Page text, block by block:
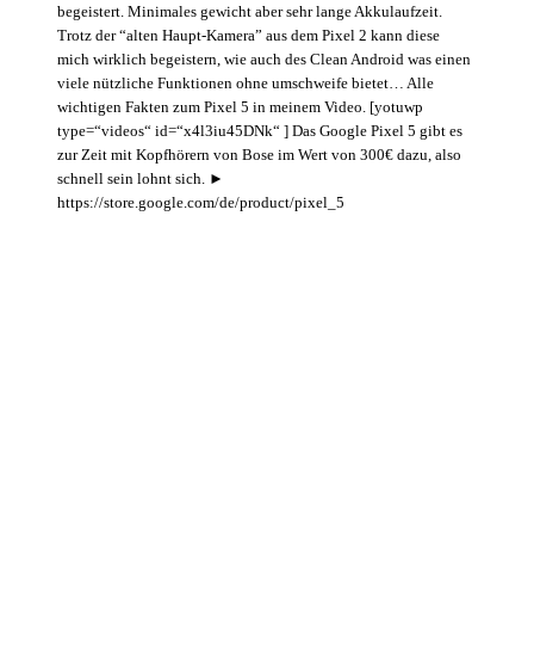
begeistert. Minimales gewicht aber sehr lange Akkulaufzeit.
Trotz der “alten Haupt-Kamera” aus dem Pixel 2 kann diese
mich wirklich begeistern, wie auch des Clean Android was einen
viele nützliche Funktionen ohne umschweife bietet… Alle
wichtigen Fakten zum Pixel 5 in meinem Video. [yotuwp
type=“videos“ id=“x4l3iu45DNk“ ] Das Google Pixel 5 gibt es
zur Zeit mit Kopfhörern von Bose im Wert von 300€ dazu, also
schnell sein lohnt sich. ►
https://store.google.com/de/product/pixel_5